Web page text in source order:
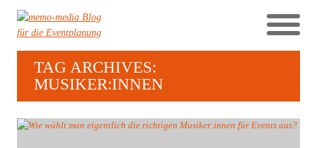
TAG ARCHIVES:
MUSIKER:INNEN